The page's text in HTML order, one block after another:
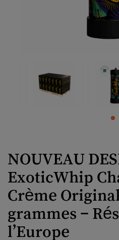
NOUVEAU
ExoticWhip
Crème
grammes –
l’Europe